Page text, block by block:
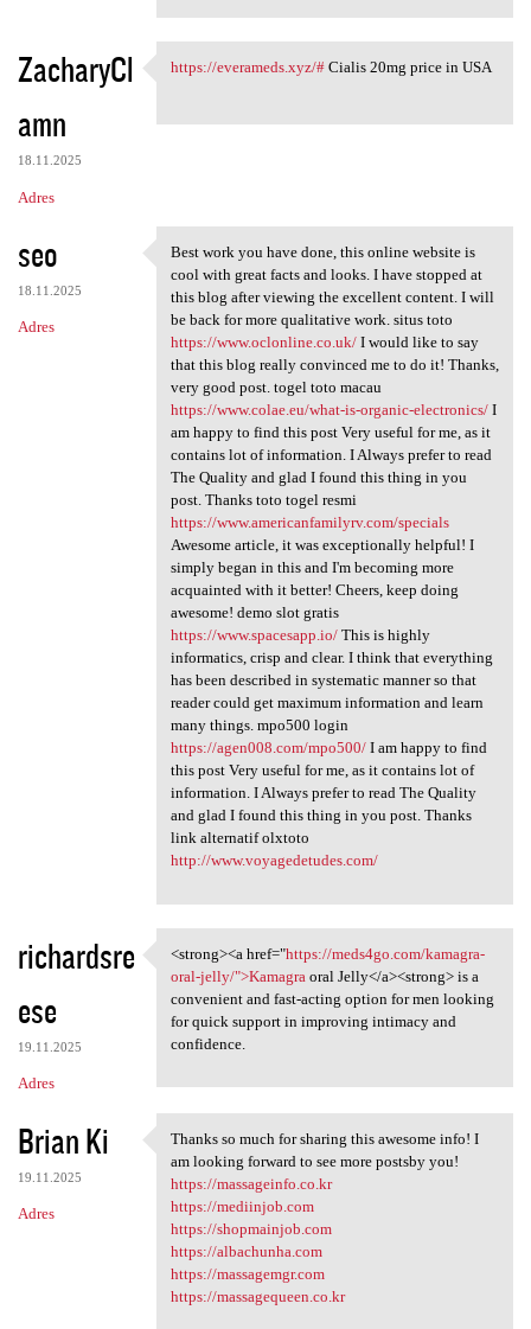
ZacharyCl
amn
18.11.2025
Adres
https://everameds.xyz/#
https://everameds.xyz/#Cialis 20mg price in USA
seo
18.11.2025
Adres
Best work you have done, this
Best work you have done, this online website is
cool with great facts and looks. I have stopped at
this blog after viewing the excellent content. I will
be back for more qualitative work. situs toto
https://www.oclonline.co.uk/I would like to say
that this blog really convinced me to do it! Thanks,
very good post. togel toto macau
https://www.colae.eu/what-is-organic-electronics/I
am happy to find this post Very useful for me, as it
contains lot of information. I Always prefer to read
The Quality and glad I found this thing in you
post. Thanks toto togel resmi
https://www.americanfamilyrv.com/specials
Awesome article, it was exceptionally helpful! I
simply began in this and I'm becoming more
acquainted with it better! Cheers, keep doing
awesome! demo slot gratis
https://www.spacesapp.io/This is highly
informatics, crisp and clear. I think that everything
has been described in systematic manner so that
reader could get maximum information and learn
many things. mpo500 login
https://agen008.com/mpo500/I am happy to find
this post Very useful for me, as it contains lot of
information. I Always prefer to read The Quality
and glad I found this thing in you post. Thanks
link alternatif olxtoto
http://www.voyagedetudes.com/
richardsre
ese
19.11.2025
Adres
<strong><a href="https:/
<strong><a href="https://meds4go.com/kamagra-
oral-jelly/">Kamagra oral Jelly</a><strong> is a
convenient and fast-acting option for men looking
for quick support in improving intimacy and
confidence.
Brian Ki
19.11.2025
Adres
Thanks so much for sharing
Thanks so much for sharing this awesome info! I
am looking forward to see more postsby you!
https://massageinfo.co.kr
https://mediinjob.com
https://shopmainjob.com
https://albachunha.com
https://massagemgr.com
https://massagequeen.co.kr